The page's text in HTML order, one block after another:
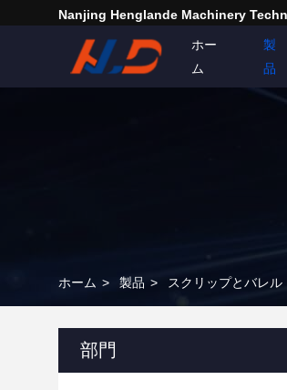
Nanjing Henglande Machinery
ホー
ム
製
品
ホーム > 製品 > スクリップとバレル
部門